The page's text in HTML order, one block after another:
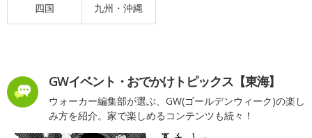
四国 九州・沖縄
GWイベント・おでかけトピックス【東海】
ウォーカー編集部が選ぶ、GW(ゴールデンウィーク)の楽し
み方を紹介。家で楽しめるコンテンツも続々！